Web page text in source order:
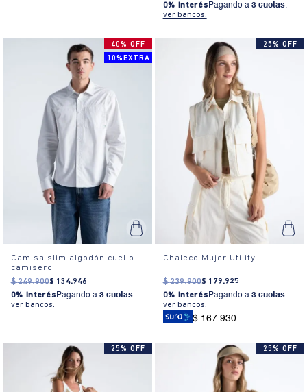
0% Interés Pagando a 3 cuotas.
ver bancos.
40% OFF
10%EXTRA
Camisa slim algodón cuello
camisero
$ 249.900$ 134.946
0% Interés Pagando a 3 cuotas.
ver bancos.
25% OFF
Chaleco Mujer Utility
$ 239.900$ 179.925
0% Interés Pagando a 3 cuotas.
ver bancos.
$ 167.930
25% OFF 25% OFF